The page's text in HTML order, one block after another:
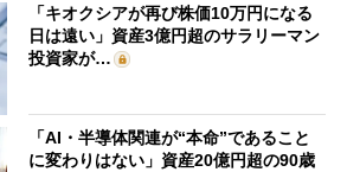
「キオクシアが再び株価10万円になる
日は遠い」資産3億円超のサラリーマン
投資家が…
「AI・半導体関連が“本命”であること
に変わりはない」資産20億円超の90歳